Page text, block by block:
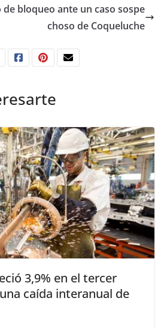
bloqueo ante un caso sospe
choso de Coqueluche
3,9% en el tercer
caída interanual de